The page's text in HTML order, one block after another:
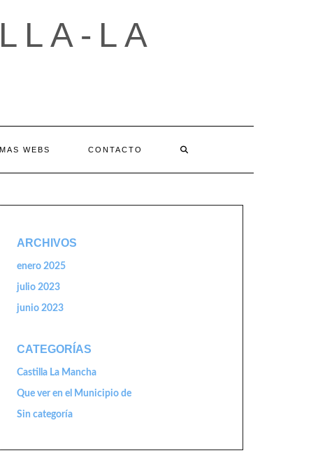
LA
MAS WEBS CONTACTO
ARCHIVOS
enero 2025
julio 2023
junio 2023
CATEGORÍAS
Castilla La Mancha
Que ver en el Municipio de
Sin categoría